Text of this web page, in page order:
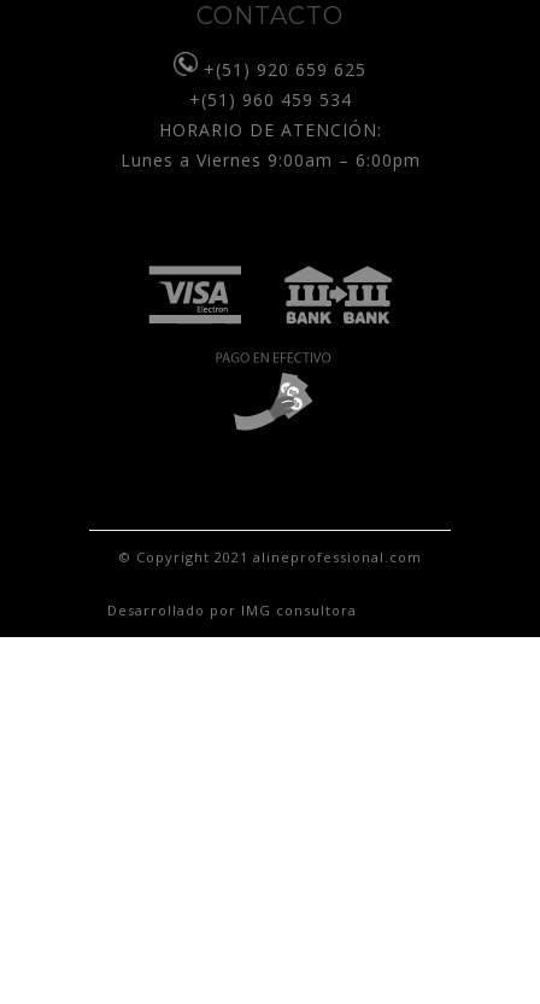
CONTACTO
+(51) 920 659 625
+(51) 960 459 534
HORARIO DE ATENCIÓN:
Lunes a Viernes 9:00am – 6:00pm
© Copyright 2021 alineprofessional.com
Desarrollado por IMG consultora